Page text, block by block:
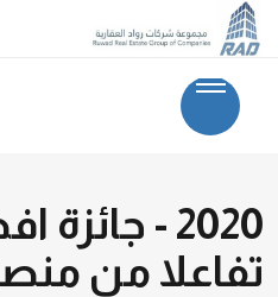
2020 -
تفاعلا من